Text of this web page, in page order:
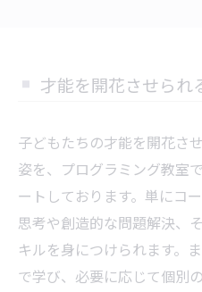
才能を開花させられ
子どもたちの才能を開花さ
姿を、プログラミング教室
ートしております。単にコ
思考や創造的な問題解決、
キルを身につけられます。
で学び、必要に応じて個別